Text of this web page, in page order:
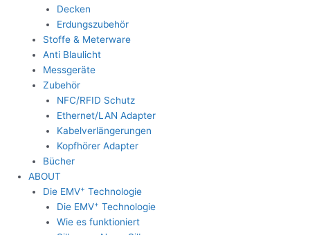
Decken
Erdungszubehör
Stoffe & Meterware
Anti Blaulicht
Messgeräte
Zubehör
NFC/RFID Schutz
Ethernet/LAN Adapter
Kabelverlängerungen
Kopfhörer Adapter
Bücher
ABOUT
Die EMV+ Technologie
Die EMV+ Technologie
Wie es funktioniert